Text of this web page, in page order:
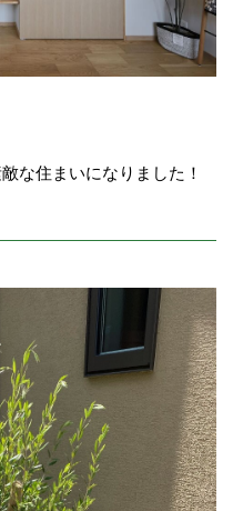
な住まいになりました！